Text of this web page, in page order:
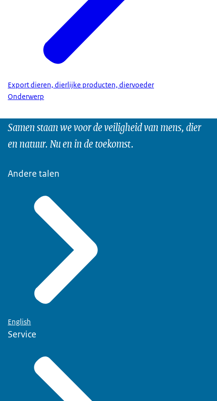
Export dieren, dierlijke producten, diervoeder
Onderwerp
Samen staan we voor de veiligheid van mens, dier
en natuur. Nu en in de toekomst.
Andere talen
English
Service